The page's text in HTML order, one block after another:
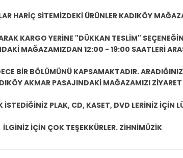
HARİÇ SİTEMİZDEKİ ÜRÜNLER KADIKÖY
KARGO YERİNE "DÜKKAN TESLİM"
MAĞAZAMIZDAN 12:00 - 19:00 SAATLERİ
BİR BÖLÜMÜNÜ KAPSAMAKTADIR.
AKMAR PASAJINDAKİ MAĞAZAMIZI
İSTEDİĞİNİZ PLAK, CD, KASET, DVD LERİNİZ İÇİN
İLGİNİZ İÇİN ÇOK TEŞEKKÜRLER. ZİHNİMÜZİK